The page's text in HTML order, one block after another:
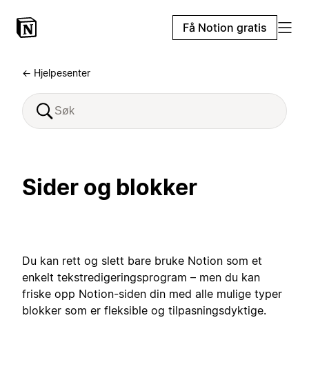
Få Notion gratis
← Hjelpesenter
Sider og blokker
Du kan rett og slett bare bruke Notion som et
enkelt tekstredigeringsprogram – men du kan
friske opp Notion-siden din med alle mulige typer
blokker som er fleksible og tilpasningsdyktige.